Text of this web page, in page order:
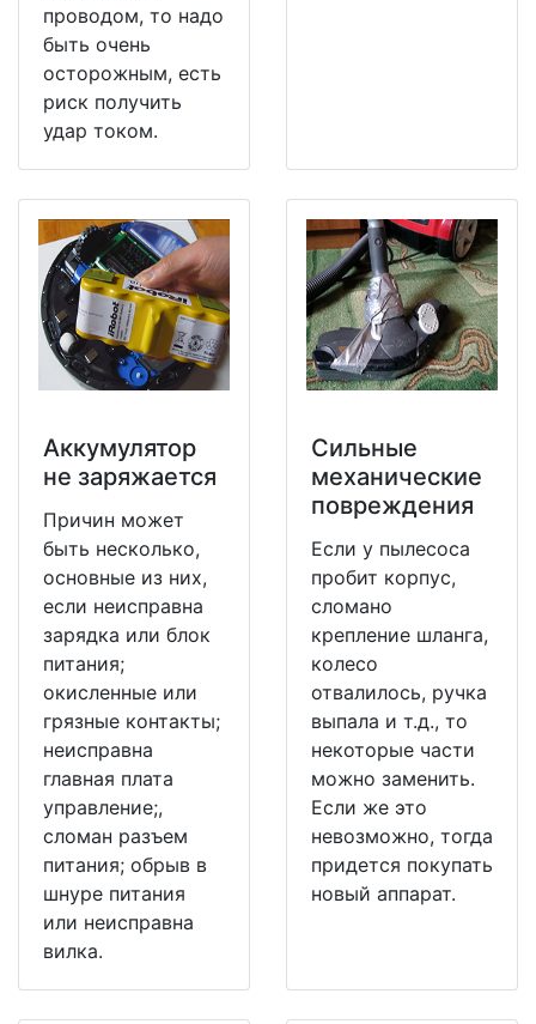
проводом, то надо
быть очень
осторожным, есть
риск получить
удар током.
Аккумулятор
не заряжается
Причин может
быть несколько,
основные из них,
если неисправна
зарядка или блок
питания;
окисленные или
грязные контакты;
неисправна
главная плата
управление;,
сломан разъем
питания; обрыв в
шнуре питания
или неисправна
вилка.
Сильные
механические
повреждения
Если у пылесоса
пробит корпус,
сломано
крепление шланга,
колесо
отвалилось, ручка
выпала и т.д., то
некоторые части
можно заменить.
Если же это
невозможно, тогда
придется покупать
новый аппарат.